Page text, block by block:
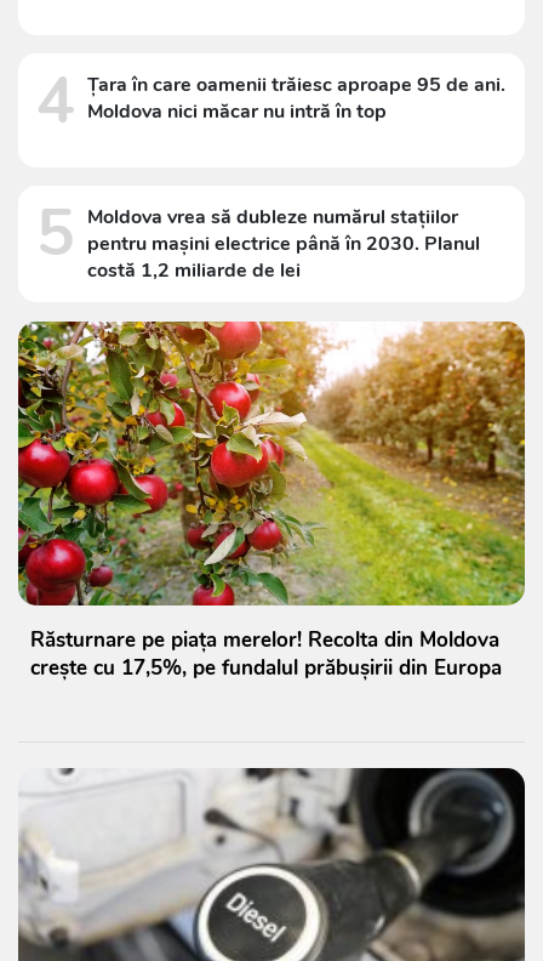
4 Țara în care oamenii trăiesc aproape 95 de ani.
Moldova nici măcar nu intră în top
5 Moldova vrea să dubleze numărul stațiilor
pentru mașini electrice până în 2030. Planul
costă 1,2 miliarde de lei
Răsturnare pe piața merelor! Recolta din Moldova
crește cu 17,5%, pe fundalul prăbușirii din Europa